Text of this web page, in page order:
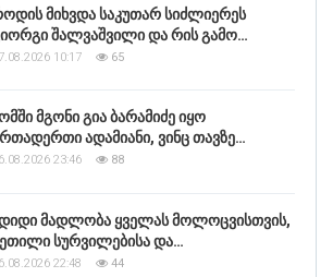
მიხვდა საკუთარ სიძლიერეს
შალვაშვილი და რის გამო…
10:17 65
მგონი გია ბარამიძე იყო
ადამიანი, ვინც თავზე…
23:46 88
მადლობა ყველას მოლოცვისთვის,
სურვილებისა და…
22:48 44